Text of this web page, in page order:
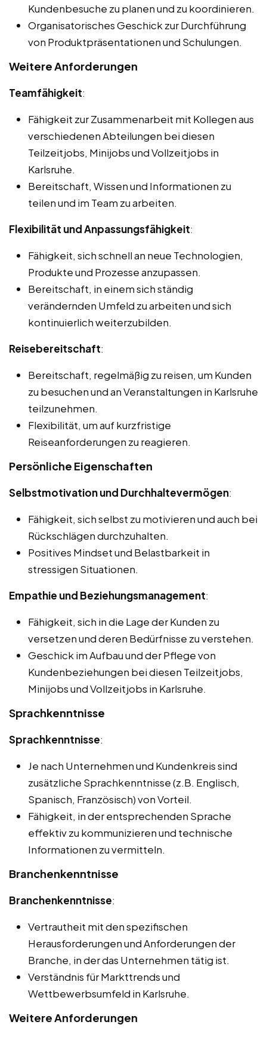
Kundenbesuche zu planen und zu koordinieren.
Organisatorisches Geschick zur Durchführung
von Produktpräsentationen und Schulungen.
Weitere Anforderungen
Teamfähigkeit:
Fähigkeit zur Zusammenarbeit mit Kollegen aus
verschiedenen Abteilungen bei diesen
Teilzeitjobs, Minijobs und Vollzeitjobs in
Karlsruhe.
Bereitschaft, Wissen und Informationen zu
teilen und im Team zu arbeiten.
Flexibilität und Anpassungsfähigkeit:
Fähigkeit, sich schnell an neue Technologien,
Produkte und Prozesse anzupassen.
Bereitschaft, in einem sich ständig
verändernden Umfeld zu arbeiten und sich
kontinuierlich weiterzubilden.
Reisebereitschaft:
Bereitschaft, regelmäßig zu reisen, um Kunden
zu besuchen und an Veranstaltungen in Karlsruhe
teilzunehmen.
Flexibilität, um auf kurzfristige
Reiseanforderungen zu reagieren.
Persönliche Eigenschaften
Selbstmotivation und Durchhaltevermögen:
Fähigkeit, sich selbst zu motivieren und auch bei
Rückschlägen durchzuhalten.
Positives Mindset und Belastbarkeit in
stressigen Situationen.
Empathie und Beziehungsmanagement:
Fähigkeit, sich in die Lage der Kunden zu
versetzen und deren Bedürfnisse zu verstehen.
Geschick im Aufbau und der Pflege von
Kundenbeziehungen bei diesen Teilzeitjobs,
Minijobs und Vollzeitjobs in Karlsruhe.
Sprachkenntnisse
Sprachkenntnisse:
Je nach Unternehmen und Kundenkreis sind
zusätzliche Sprachkenntnisse (z.B. Englisch,
Spanisch, Französisch) von Vorteil.
Fähigkeit, in der entsprechenden Sprache
effektiv zu kommunizieren und technische
Informationen zu vermitteln.
Branchenkenntnisse
Branchenkenntnisse:
Vertrautheit mit den spezifischen
Herausforderungen und Anforderungen der
Branche, in der das Unternehmen tätig ist.
Verständnis für Markttrends und
Wettbewerbsumfeld in Karlsruhe.
Weitere Anforderungen